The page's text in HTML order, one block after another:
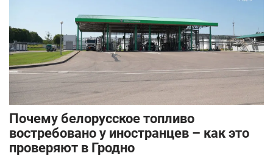
Почему белорусское топливо
востребовано у иностранцев – как это
проверяют в Гродно